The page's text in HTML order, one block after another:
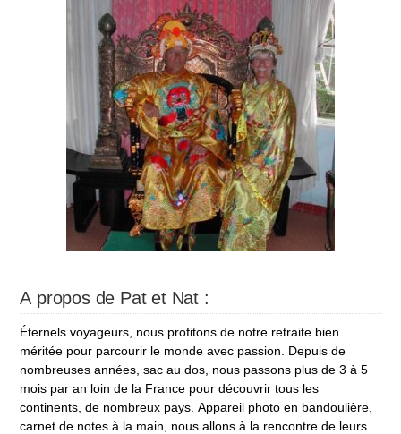
A propos de Pat et Nat :
Éternels voyageurs, nous profitons de notre retraite bien
méritée pour parcourir le monde avec passion. Depuis de
nombreuses années, sac au dos, nous passons plus de 3 à 5
mois par an loin de la France pour découvrir tous les
continents, de nombreux pays. Appareil photo en bandoulière,
carnet de notes à la main, nous allons à la rencontre de leurs